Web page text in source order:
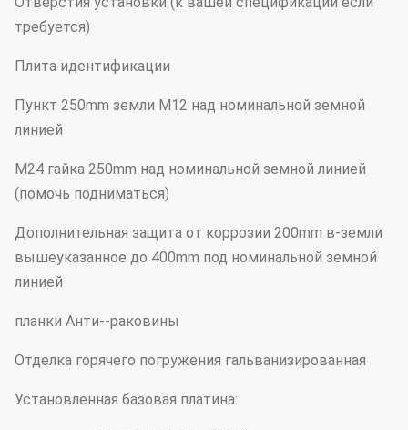
требуется)
Плита идентификации
Пункт 250mm земли M12 над номинальной земной
линией
M24 гайка 250mm над номинальной земной линией
(помочь подниматься)
Дополнительная защита от коррозии 200mm в-земли
вышеуказанное до 400mm под номинальной земной
линией
планки Анти--раковины
Отделка горячего погружения гальванизированная
Установленная базовая платина: